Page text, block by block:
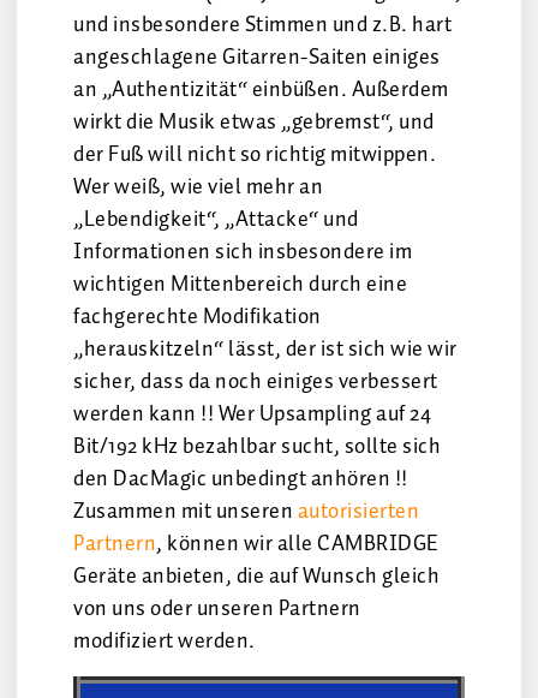
und insbesondere Stimmen und z.B. hart
angeschlagene Gitarren-Saiten einiges
an „Authentizität“ einbüßen. Außerdem
wirkt die Musik etwas „gebremst“, und
der Fuß will nicht so richtig mitwippen.
Wer weiß, wie viel mehr an
„Lebendigkeit“, „Attacke“ und
Informationen sich insbesondere im
wichtigen Mittenbereich durch eine
fachgerechte Modifikation
„herauskitzeln“ lässt, der ist sich wie wir
sicher, dass da noch einiges verbessert
werden kann !! Wer Upsampling auf 24
Bit/192 kHz bezahlbar sucht, sollte sich
den DacMagic unbedingt anhören !!
Zusammen mit unserenautorisierten
Partnern, können wir alle CAMBRIDGE
Geräte anbieten, die auf Wunsch gleich
von uns oder unseren Partnern
modifiziert werden.